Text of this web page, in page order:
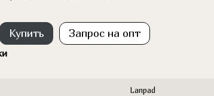
Купить Запрос на опт
Lanpad